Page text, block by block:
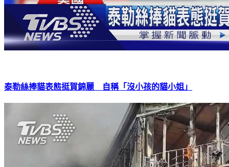
泰勒絲捧貓表態挺賀錦麗 自稱「沒小孩的貓小姐」